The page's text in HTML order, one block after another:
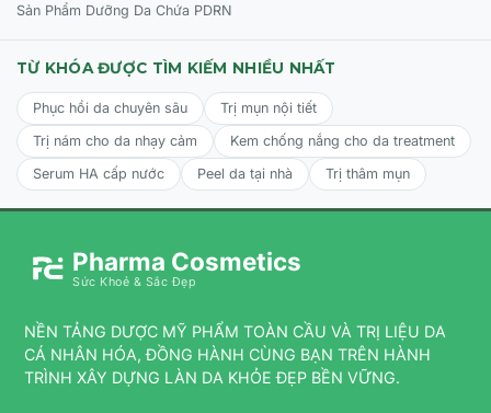
Sản Phẩm Dưỡng Da Chứa PDRN
TỪ KHÓA ĐƯỢC TÌM KIẾM NHIỀU NHẤT
Phục hồi da chuyên sâu
Trị mụn nội tiết
Trị nám cho da nhạy cảm
Kem chống nắng cho da treatment
Serum HA cấp nước
Peel da tại nhà Trị thâm mụn
Pharma Cosmetics
Sức Khoẻ & Sắc Đẹp
NỀN TẢNG DƯỢC MỸ PHẨM TOÀN CẦU VÀ TRỊ LIỆU DA
CÁ NHÂN HÓA, ĐỒNG HÀNH CÙNG BẠN TRÊN HÀNH
TRÌNH XÂY DỰNG LÀN DA KHỎE ĐẸP BỀN VỮNG.